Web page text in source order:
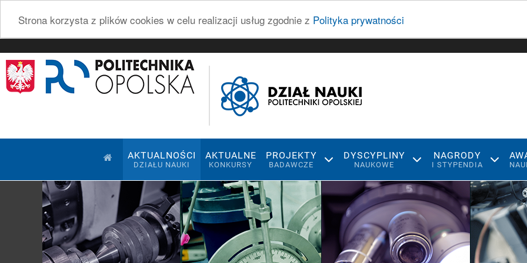
Strona korzysta z plików cookies w celu realizacji usług zgodnie z Polityka prywatności
AKTUALNOŚCI
DZIAŁU NAUKI
AKTUALNE
KONKURSY
PROJEKTY
BADAWCZE
DYSCYPLINY
NAUKOWE
NAGRODY
I STYPENDIA
Pokaz slajdów